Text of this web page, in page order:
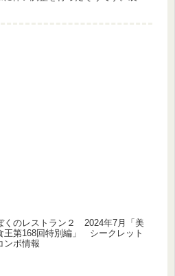
くのレストラン２ 2024年7月「美
王第168回特別編」 シークレット
ンボ情報